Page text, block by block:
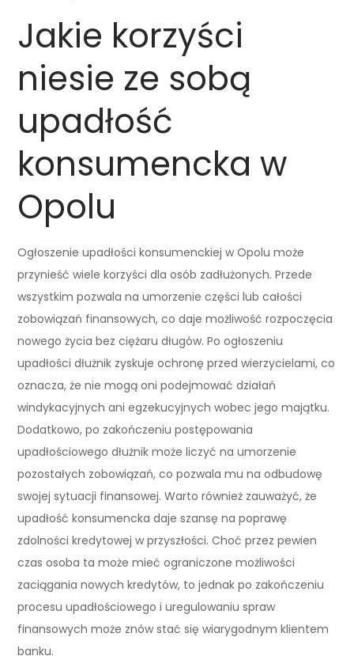
Jakie korzyści
niesie ze sobą
upadłość
konsumencka w
Opolu
Ogłoszenie upadłości konsumenckiej w Opolu może
przynieść wiele korzyści dla osób zadłużonych. Przede
wszystkim pozwala na umorzenie części lub całości
zobowiązań finansowych, co daje możliwość rozpoczęcia
nowego życia bez ciężaru długów. Po ogłoszeniu
upadłości dłużnik zyskuje ochronę przed wierzycielami, co
oznacza, że nie mogą oni podejmować działań
windykacyjnych ani egzekucyjnych wobec jego majątku.
Dodatkowo, po zakończeniu postępowania
upadłościowego dłużnik może liczyć na umorzenie
pozostałych zobowiązań, co pozwala mu na odbudowę
swojej sytuacji finansowej. Warto również zauważyć, że
upadłość konsumencka daje szansę na poprawę
zdolności kredytowej w przyszłości. Choć przez pewien
czas osoba ta może mieć ograniczone możliwości
zaciągania nowych kredytów, to jednak po zakończeniu
procesu upadłościowego i uregulowaniu spraw
finansowych może znów stać się wiarygodnym klientem
banku.